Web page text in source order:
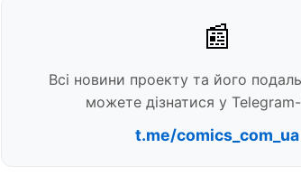
📰
Всі новини проекту та його
можете дізнатися у Telegram-
t.me/comics_com_ua